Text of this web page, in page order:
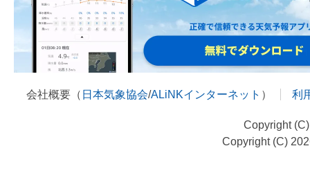
会社概要（ 日本気象協会/ALiNKインターネット ） 利
Copyright
Copyright (C)